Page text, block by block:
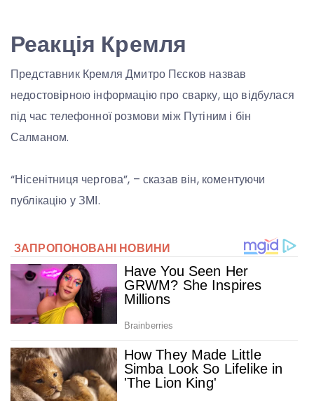
Реакція Кремля
Представник Кремля Дмитро Пєсков назвав
недостовірною інформацію про сварку, що відбулася
під час телефонної розмови між Путіним і бін
Салманом.
“Нісенітниця чергова”, – сказав він, коментуючи
публікацію у ЗМІ.